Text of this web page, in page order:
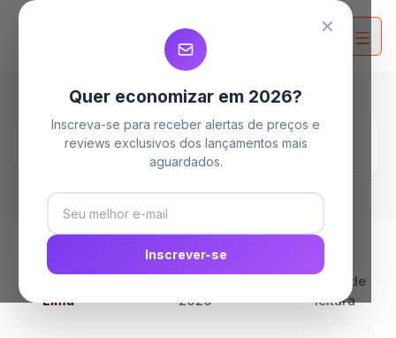
Home
Blog
Por que não usar um amaciante?
Lima
2026
14 min de
leitura
✕
Quer economizar em 2026?
Inscreva-se para receber alertas de preços e
reviews exclusivos dos lançamentos mais
aguardados.
Inscrever-se